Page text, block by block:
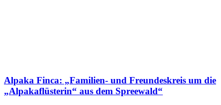
Alpaka Finca: „Familien- und Freundeskreis um die
„Alpakaflüsterin“ aus dem Spreewald“